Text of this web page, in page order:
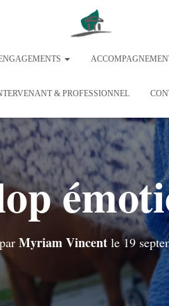
& PROFESSIONNEL
Myriam Vincent le19